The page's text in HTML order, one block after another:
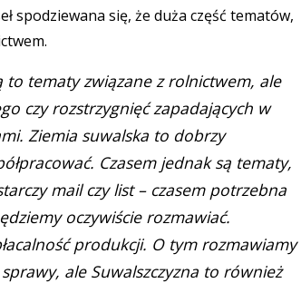
spodziewana się, że duża część tematów,
tematy związane z rolnictwem, ale
czy rozstrzygnięć zapadających w
Ziemia suwalska to dobrzy
Czasem jednak są tematy,
mail czy list – czasem potrzebna
oczywiście rozmawiać.
produkcji. O tym rozmawiamy
ale Suwalszczyzna to również